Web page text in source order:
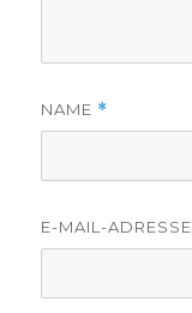
NAME *
E-MAIL-ADRESSE